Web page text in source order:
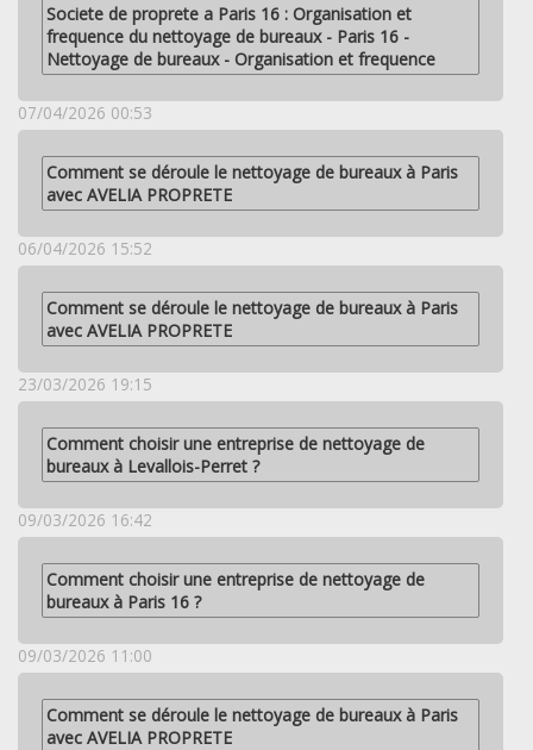
Societe de proprete a Paris 16 : Organisation et
frequence du nettoyage de bureaux - Paris 16 -
Nettoyage de bureaux - Organisation et frequence
07/04/2026 00:53
Comment se déroule le nettoyage de bureaux à Paris
avec AVELIA PROPRETE
06/04/2026 15:52
Comment se déroule le nettoyage de bureaux à Paris
avec AVELIA PROPRETE
23/03/2026 19:15
Comment choisir une entreprise de nettoyage de
bureaux à Levallois-Perret ?
09/03/2026 16:42
Comment choisir une entreprise de nettoyage de
bureaux à Paris 16 ?
09/03/2026 11:00
Comment se déroule le nettoyage de bureaux à Paris
avec AVELIA PROPRETE